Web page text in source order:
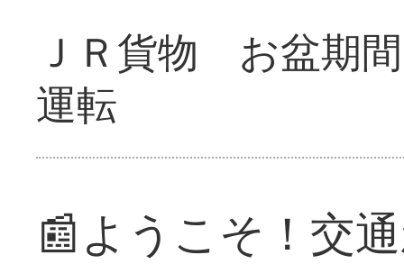
ＪＲ貨物 お盆期
運転
📰ようこそ！交